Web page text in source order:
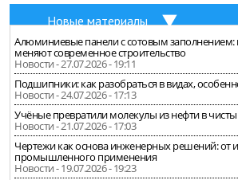
Новые материалы
Алюминиевые панели с сотовым заполнением:
меняют современное строительство
Новости - 27.07.2026 - 19:11
Подшипники: как разобраться в видах,
Новости - 24.07.2026 - 17:13
Учёные превратили молекулы из нефти в
Новости - 21.07.2026 - 17:03
Чертежи как основа инженерных решений: от
промышленного применения
Новости - 19.07.2026 - 19:23